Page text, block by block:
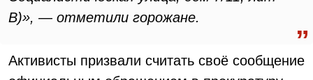
В)», — отметили горожане.
Активисты призвали считать своё сообщение